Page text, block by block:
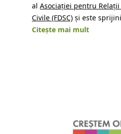
al Asociației pentru Relații
Civile (FDSC) și este
Citește mai mult